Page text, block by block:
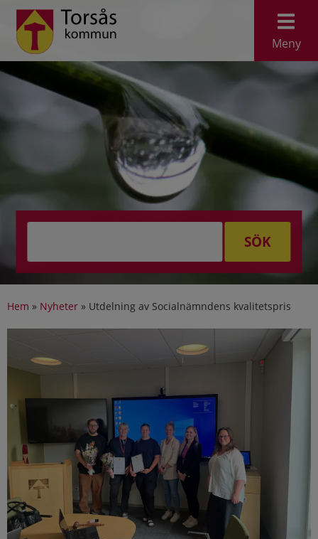
Meny
SÖK
Hem » Nyheter » Utdelning av Socialnämndens kvalitetspris